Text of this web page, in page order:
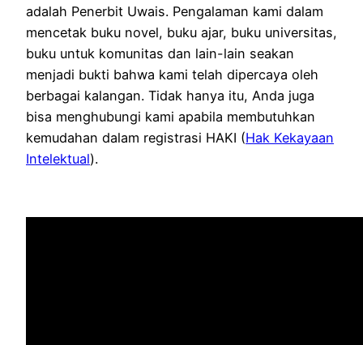
adalah Penerbit Uwais. Pengalaman kami dalam
mencetak buku novel, buku ajar, buku universitas,
buku untuk komunitas dan lain-lain seakan
menjadi bukti bahwa kami telah dipercaya oleh
berbagai kalangan. Tidak hanya itu, Anda juga
bisa menghubungi kami apabila membutuhkan
kemudahan dalam registrasi HAKI (Hak Kekayaan
Intelektual).